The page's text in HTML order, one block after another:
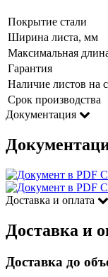
Покрытие стали
Ширина листа, мм
Максимальная
Гарантия
Наличие листов на
Срок производства
Документация
Доставка и оплата
Доставка и
Доставка до